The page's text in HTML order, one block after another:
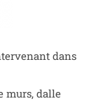
dans
murs, dalle